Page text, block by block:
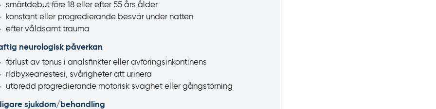
smärtdebut före 18 eller efter 55 års ålder
konstant eller progredierande besvär under natten
efter våldsamt trauma
neurologisk påverkan
förlust av tonus i analsfinkter eller avföringsinkontinens
ridbyxeanestesi, svårigheter att urinera
utbredd progredierande motorisk svaghet eller gångstörning
sjukdom/‌behandling